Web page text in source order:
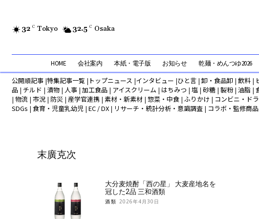
32 C Tokyo 32.5 C Osaka
HOME 会社案内 本紙・電子版 お知らせ 乾麺・めんつゆ2026
公開順記事 |特集記事一覧 | トップニュース |インタビュー |ひと言 |卸・食品卸 | 飲料 |
品 | チルド | 漬物 | 人事 | 加工食品 | アイスクリーム | はちみつ | 塩 | 砂糖 | 製粉| 油脂 |
| 物流 | 市況 | 防災 | 産学官連携 | 素材・新素材 | 惣菜・中食 | ふりかけ | コンビニ・ド
SDGs | 食育・児童乳幼児 | EC / DX | リサーチ・統計分析・意識調査 | コラボ・監修商品
末廣克次
大分麦焼酎「西の星」 大麦産地名を
冠した2品 三和酒類
酒類 2026年4月30日